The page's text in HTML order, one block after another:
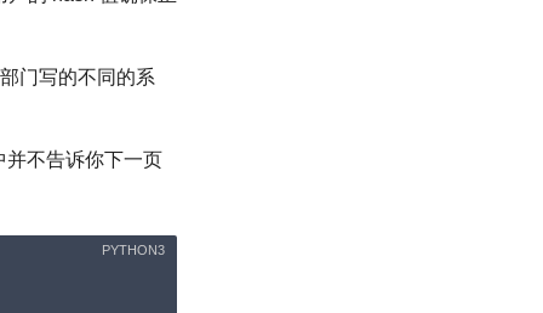
门写的不同的系
并不告诉你下一页